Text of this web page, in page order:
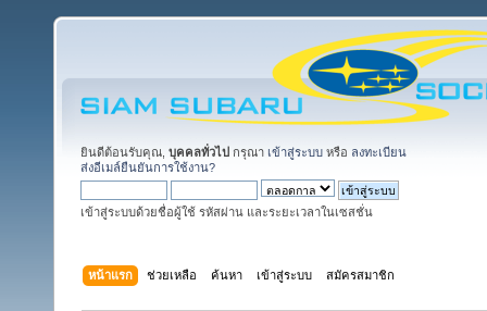
ยินดีต้อนรับคุณ, บุคคลทั่วไป กรุณา เข้าสู่ระบบ หรือ ลงทะเบียน
ส่งอีเมล์ยืนยันการใช้งาน?
เข้าสู่ระบบด้วยชื่อผู้ใช้ รหัสผ่าน และระยะเวลาในเซสชั่น
หน้าแรก ช่วยเหลือ ค้นหา เข้าสู่ระบบ สมัครสมาชิก